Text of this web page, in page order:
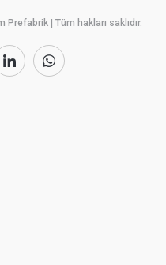
Prefabrik | Tüm hakları saklıdır.